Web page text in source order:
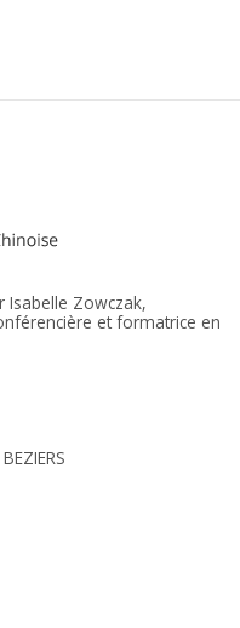
Isabelle Zowczak,
et formatrice en